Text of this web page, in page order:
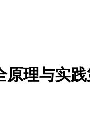
原理与实